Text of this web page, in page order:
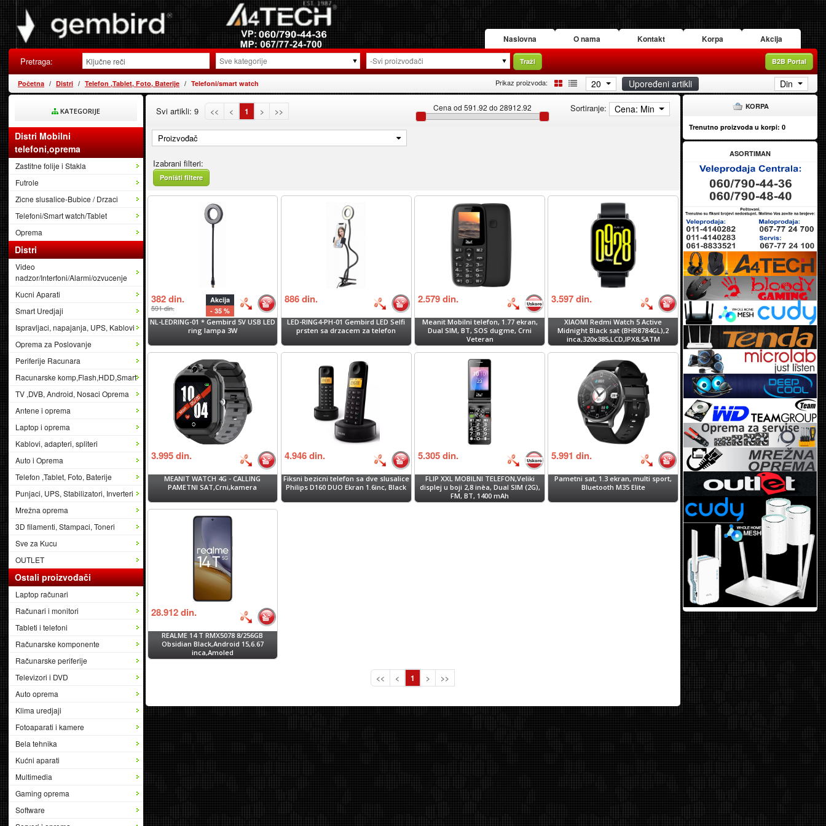
Naslovna O nama Kontakt Korpa Akcija
Pretraga: Traži B2B Portal
Početna Distri Telefon ,Tablet, Foto, Baterije Telefoni/smart watch Prikaz proizvoda: 20 Upoređeni artikli Din
KATEGORIJE
Distri Mobilni
telefoni,oprema
Zastitne folije i Stakla
Futrole
Zicne slusalice-Bubice / Drzaci
Telefoni/Smart watch/Tablet
Oprema
Distri
Video
nadzor/Interfoni/Alarmi/ozvucenje
Kucni Aparati
Smart Uredjaji
Ispravljaci, napajanja, UPS, Kablovi
Oprema za Poslovanje
Periferije Racunara
Racunarske komp,Flash,HDD,Smart
TV ,DVB, Android, Nosaci Oprema
Antene i oprema
Laptop i oprema
Kablovi, adapteri, spliteri
Auto i Oprema
Telefon ,Tablet, Foto, Baterije
Punjaci, UPS, Stabilizatori, Inverteri
Mrežna oprema
3D filamenti, Stampaci, Toneri
Sve za Kucu
OUTLET
Ostali proizvođači
Laptop računari
Računari i monitori
Tableti i telefoni
Računarske komponente
Računarske periferije
Televizori i DVD
Auto oprema
Klima uredjaji
Fotoaparati i kamere
Bela tehnika
Kućni aparati
Multimedia
Gaming oprema
Software
Svi artikli: 9 << < 1 > >> Cena od 591.92 do 28912.92 Sortiranje: Cena: Min
Proizvođač
Izabrani filteri:
Poništi filtere
Akcija
- 35 %
382din.
591din.
NL-LEDRING-01 * Gembird 5V USB LED
ring lampa 3W
886din.
LED-RING4-PH-01 Gembird LED Selfi
prsten sa drzacem za telefon
2.579din.
Meanit Mobilni telefon, 1.77 ekran,
Dual SIM, BT, SOS dugme, Crni
Veteran
3.597din.
XIAOMI Redmi Watch 5 Active
Midnight Black sat (BHR8784GL),2
inca,320x385,LCD,IPX8,5ATM
3.995din.
MEANIT WATCH 4G - CALLING
PAMETNI SAT,Crni,kamera
4.946din.
Fiksni bezicni telefon sa dve slusalice
Philips D160 DUO Ekran 1.6inc, Black
5.305din.
FLIP XXL MOBILNI TELEFON,Veliki
displej u boji 2,8 inèa, Dual SIM (2G),
FM, BT, 1400 mAh
5.991din.
Pametni sat, 1.3 ekran, multi sport,
Bluetooth M35 Elite
28.912din.
REALME 14 T RMX5078 8/256GB
Obsidian Black,Android 15,6.67
inca,Amoled
<< < 1 > >>
KORPA
Trenutno proizvoda u korpi: 0
ASORTIMAN